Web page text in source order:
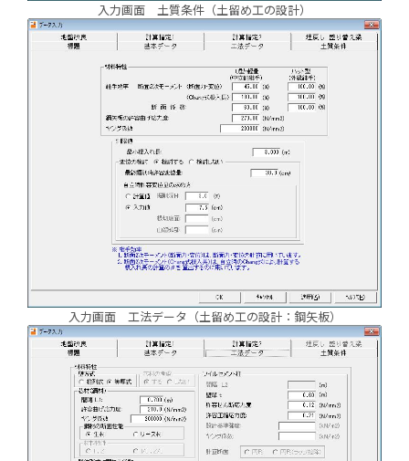
入力画面 土質条件（土留め工の設計）
入力画面 工法データ（土留め工の設計：鋼矢板）